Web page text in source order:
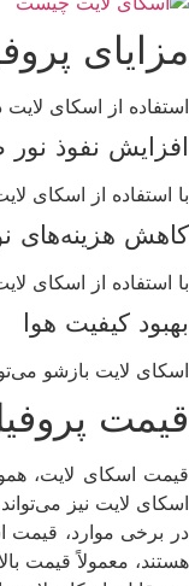
مزایای
استفاده از اسکای
افزایش نفوذ نور
با استفاده از اسکای
کاهش هزینه‌های
با استفاده از اسکای
بهبود کیفیت هوا
اسکای لایت بازشو
قیمت
قیمت اسکای لایت،
اسکای لایت نیز
در برخی موارد، قیمت
هستند، معمولاً قیمت